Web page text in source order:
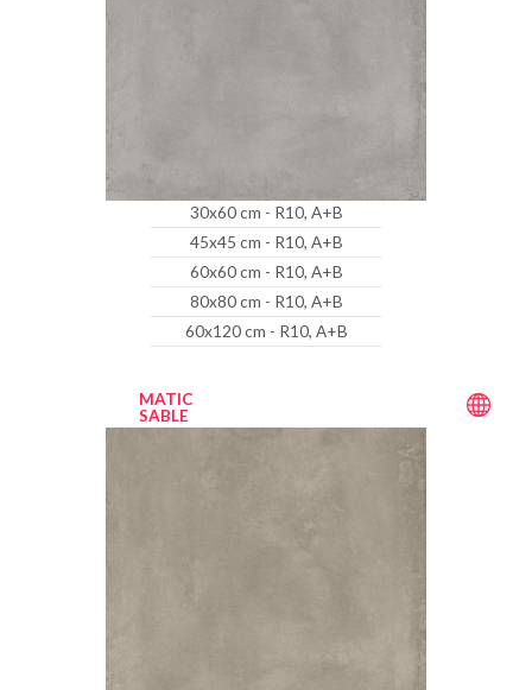
30x60 cm - R10, A+B
45x45 cm - R10, A+B
60x60 cm - R10, A+B
80x80 cm - R10, A+B
60x120 cm - R10, A+B
MATIC
SABLE